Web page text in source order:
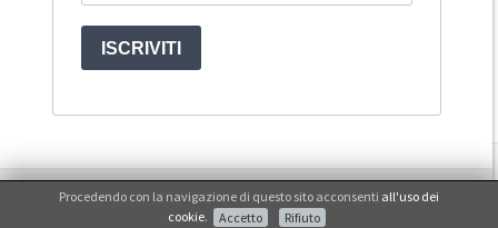
ACCOUNT
© Sound Cave 2026 -Info privacy
ISCRIVITI
Non mi interessa
Procedendo con la navigazione di questo sito acconsenti all'uso dei
cookie. Accetto Rifiuto